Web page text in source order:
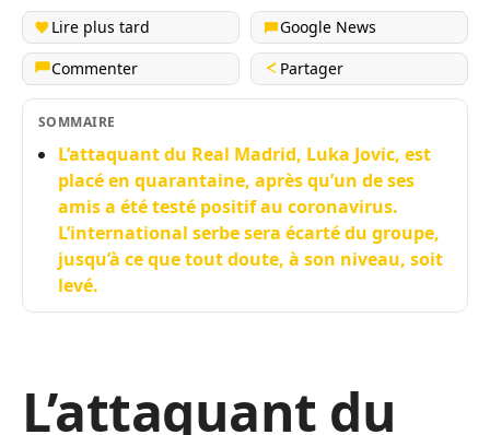
Lire plus tard
Google News
Commenter
Partager
SOMMAIRE
L’attaquant du Real Madrid, Luka Jovic, est
placé en quarantaine, après qu’un de ses
amis a été testé positif au coronavirus.
L’international serbe sera écarté du groupe,
jusqu’à ce que tout doute, à son niveau, soit
levé.
L’attaquant du